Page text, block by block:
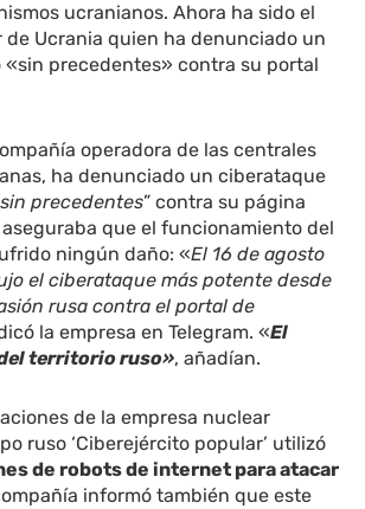
ucranianos. Ahora ha sido el
de Ucrania quien ha denunciado un
precedentes» contra su portal
operadora de las centrales
ha denunciado un ciberataque
sin precedentes” contra su página
que el funcionamiento del
ningún daño: «El 16 de agosto
el ciberataque más potente desde
rusa contra el portal de
la empresa en Telegram. «El
territorio ruso», añadían.
de la empresa nuclear
ruso ‘Ciberejército popular’ utilizó
de robots de internet para atacar
informó también que este